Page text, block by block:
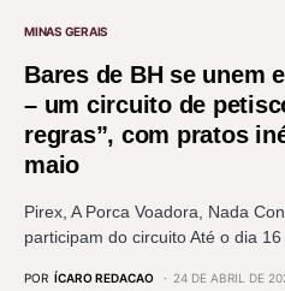
MINAS GERAIS
Bares de BH se unem
– um circuito de
regras”, com pratos
maio
Pirex, A Porca Voadora, Nada
participam do circuito Até o dia
POR ÍCARO REDACAO 24 DE ABRIL DE